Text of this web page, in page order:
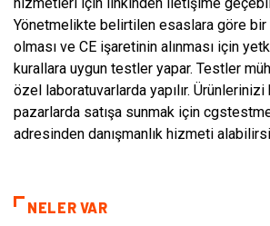
Yönetmelikte belirtilen esaslara göre
olması ve CE işaretinin alınması için
kurallara uygun testler yapar. Testler
özel laboratuvarlarda yapılır. Ürünlerinizi
pazarlarda satışa sunmak için
adresinden danışmanlık hizmeti
NELER VAR